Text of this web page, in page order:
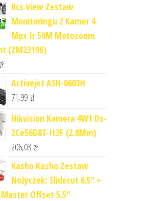
Bcs View Zestaw
Monitoringu 2 Kamer 4
Mpx Ir 50M Motozoom
(ZM23196)
zł
Activejet ASH-0603H
71,99 zł
Hikvision Kamera 4W1 Ds-
2Ce56D8T-It3F (2.8Mm)
206,03 zł
Kasho Kasho Zestaw
Nożyczek: Slidecut 6.5" +
Offset 5.5"